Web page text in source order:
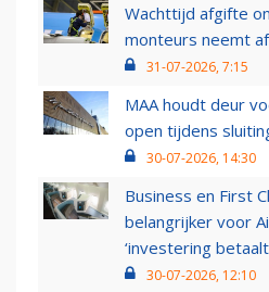
Wachttijd afgifte
monteurs neemt
31-07-2026, 7:15
MAA houdt deur
open tijdens
30-07-2026, 14:30
Business en First
belangrijker voor
‘investering betaalt
30-07-2026, 12:10